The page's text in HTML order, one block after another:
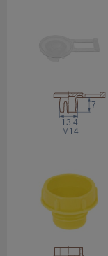
7
13.4
M14